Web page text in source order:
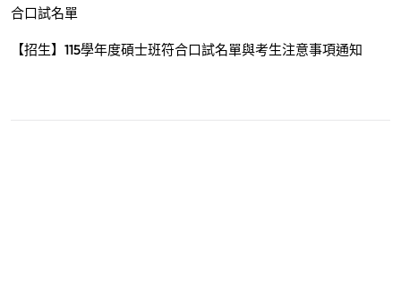
合口試名單
【招生】115學年度碩士班符合口試名單與考生注意事項通知